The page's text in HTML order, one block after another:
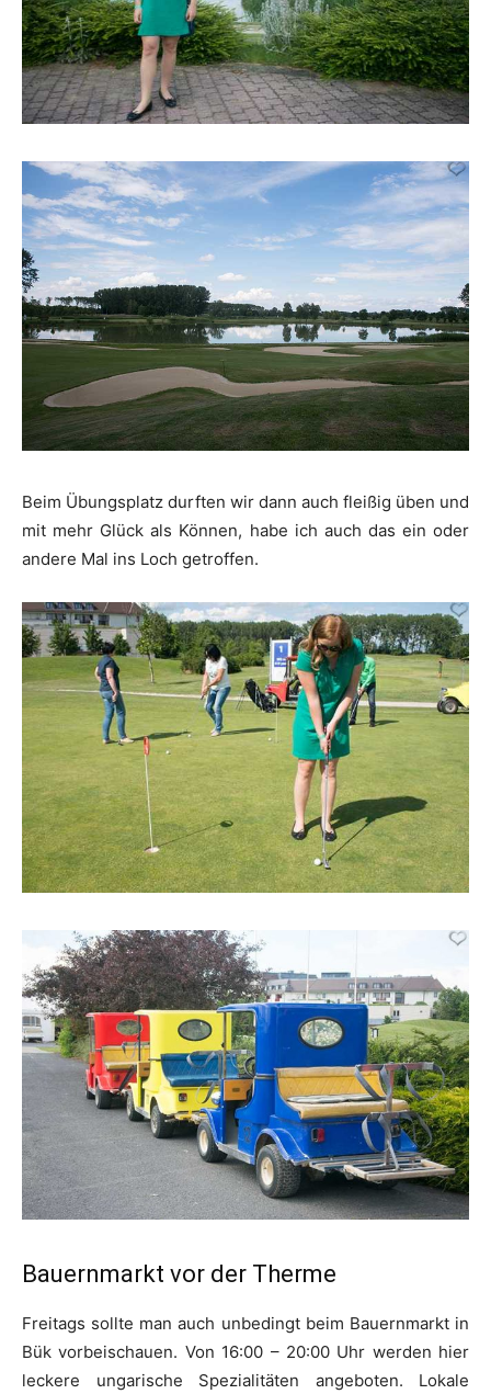
Beim Übungsplatz durften wir dann auch fleißig üben und
mit mehr Glück als Können, habe ich auch das ein oder
andere Mal ins Loch getroffen.
Bauernmarkt vor der Therme
Freitags sollte man auch unbedingt beim Bauernmarkt in
Bük vorbeischauen. Von 16:00 – 20:00 Uhr werden hier
leckere ungarische Spezialitäten angeboten. Lokale